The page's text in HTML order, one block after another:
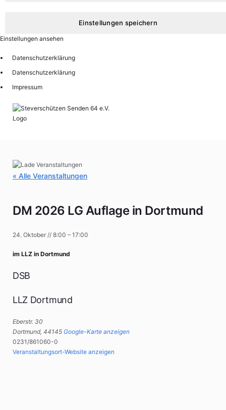
Einstellungen speichern
Einstellungen ansehen
Datenschutzerklärung
Datenschutzerklärung
Impressum
« Alle Veranstaltungen
DM 2026 LG Auflage in Dortmund
24. Oktober // 8:00 – 17:00
im LLZ in Dortmund
DSB
LLZ Dortmund
Eberstr. 30
Dortmund, 44145 Google-Karte anzeigen
0231/861060-0
Veranstaltungsort-Website anzeigen